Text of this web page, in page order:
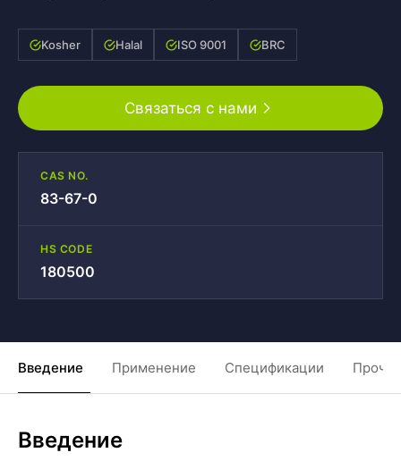
Kosher Halal ISO 9001 BRC
Связаться с нами
CAS NO.
83-67-0
HS CODE
180500
Введение Применение Спецификации
Введение